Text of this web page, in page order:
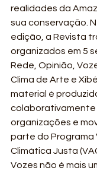
realidades da
sua conservação.
edição, a Revista
organizados em 5
Rede, Opinião,
Clima de Arte e
material é
colaborativamente
organizações e
parte do Programa
Climática Justa
Vozes não é mais